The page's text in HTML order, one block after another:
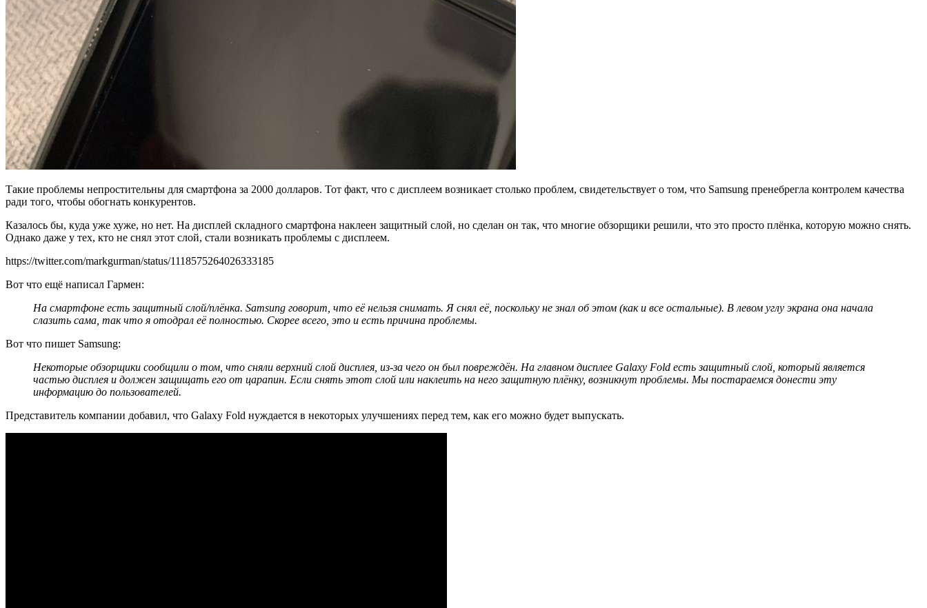
Такие проблемы непростительны для смартфона за 2000 долларов. Тот факт, что с дисплеем возникает столько проблем, свидетельствует о том, что Samsung пренебрегла контролем качества
ради того, чтобы обогнать конкурентов.
Казалось бы, куда уже хуже, но нет. На дисплей складного смартфона наклеен защитный слой, но сделан он так, что многие обзорщики решили, что это просто плёнка, которую можно снять.
Однако даже у тех, кто не снял этот слой, стали возникать проблемы с дисплеем.
https://twitter.com/markgurman/status/1118575264026333185
Вот что ещё написал Гармен:
На смартфоне есть защитный слой/плёнка. Samsung говорит, что её нельзя снимать. Я снял её, поскольку не знал об этом (как и все остальные). В левом углу экрана она начала
слазить сама, так что я отодрал её полностью. Скорее всего, это и есть причина проблемы.
Вот что пишет Samsung:
Некоторые обзорщики сообщили о том, что сняли верхний слой дисплея, из-за чего он был повреждён. На главном дисплее Galaxy Fold есть защитный слой, который является
частью дисплея и должен защищать его от царапин. Если снять этот слой или наклеить на него защитную плёнку, возникнут проблемы. Мы постараемся донести эту
информацию до пользователей.
Представитель компании добавил, что Galaxy Fold нуждается в некоторых улучшениях перед тем, как его можно будет выпускать.